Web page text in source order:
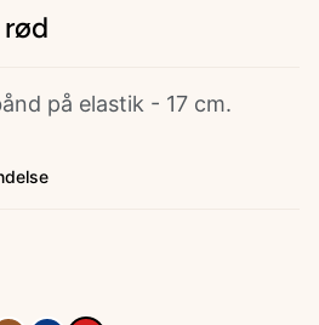
på elastik - 17 cm.